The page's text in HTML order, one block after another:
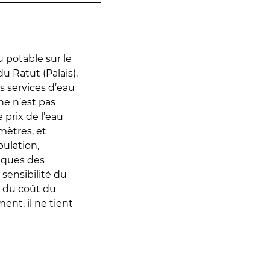
potable sur le
Ratut (Palais).
services d’eau
n’est pas
de l’eau
et
des
sensibilité du
du coût du
il ne tient